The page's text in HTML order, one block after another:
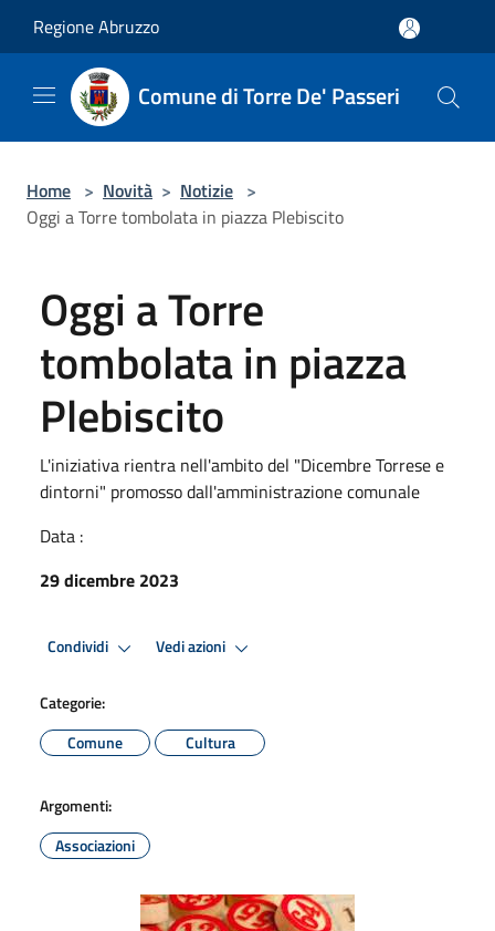
Regione Abruzzo
Comune di Torre De' Passeri
Home > Novità > Notizie >
Oggi a Torre tombolata in piazza Plebiscito
Oggi a Torre
tombolata in piazza
Plebiscito
L'iniziativa rientra nell'ambito del "Dicembre Torrese e
dintorni" promosso dall'amministrazione comunale
Data :
29 dicembre 2023
Condividi Vedi azioni
Categorie:
Comune
Cultura
Argomenti:
Associazioni